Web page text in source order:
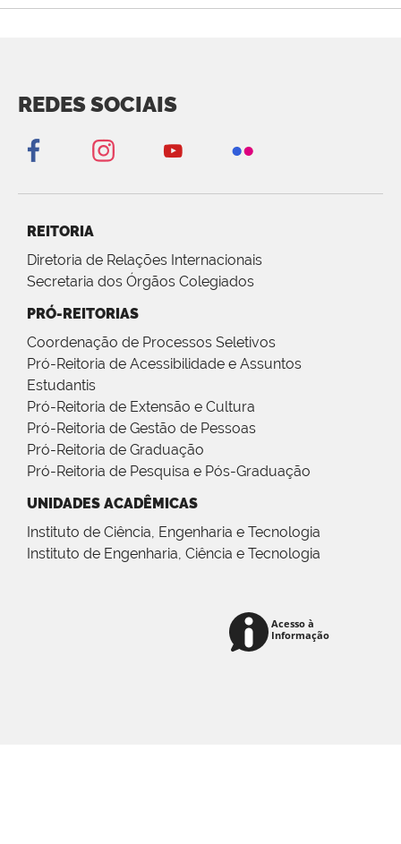
REDES SOCIAIS
REITORIA
Diretoria de Relações Internacionais
Secretaria dos Órgãos Colegiados
PRÓ-REITORIAS
Coordenação de Processos Seletivos
Pró-Reitoria de Acessibilidade e Assuntos
Estudantis
Pró-Reitoria de Extensão e Cultura
Pró-Reitoria de Gestão de Pessoas
Pró-Reitoria de Graduação
Pró-Reitoria de Pesquisa e Pós-Graduação
UNIDADES ACADÊMICAS
Instituto de Ciência, Engenharia e Tecnologia
Instituto de Engenharia, Ciência e Tecnologia